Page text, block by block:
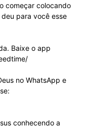
começar colocando
para você esse
Baixe o app
no WhatsApp e
conhecendo a